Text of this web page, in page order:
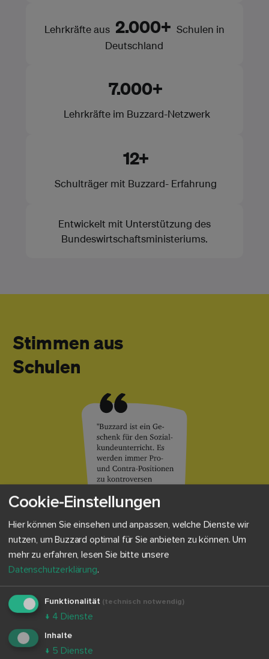
Lehrkräfte aus 2.000+ Schulen in
Deutschland
7.000+
Lehrkräfte im Buzzard-Netzwerk
12+
Schulträger mit Buzzard- Erfahrung
Entwickelt mit Unterstützung des
Bundeswirtschaftsministeriums.
Stimmen aus
Schulen
Cookie-Einstellungen
Hier können Sie einsehen und anpassen, welche Dienste wir
nutzen, um Buzzard optimal für Sie anbieten zu können. Um
mehr zu erfahren, lesen Sie bitte unsere
Datenschutzerklärung.
Funktionalität (technisch notwendig)
↓ 4 Dienste
Inhalte
↓ 5 Dienste